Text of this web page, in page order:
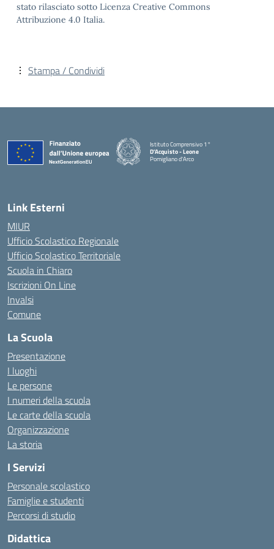
stato rilasciato sotto Licenza Creative Commons
Attribuzione 4.0 Italia.
Stampa / Condividi
Istituto Comprensivo 1°
D'Acquisto - Leone
Pomigliano d'Arco
— Visita la pagina iniziale della scuola
Link Esterni
MIUR
Ufficio Scolastico Regionale
Ufficio Scolastico Territoriale
Scuola in Chiaro
Iscrizioni On Line
Invalsi
Comune
La Scuola
Presentazione
I luoghi
Le persone
I numeri della scuola
Le carte della scuola
Organizzazione
La storia
I Servizi
Personale scolastico
Famiglie e studenti
Percorsi di studio
Didattica